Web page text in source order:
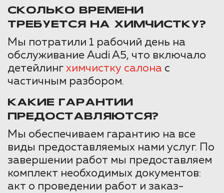
СКОЛЬКО ВРЕМЕНИ
ТРЕБУЕТСЯ НА ХИМЧИСТКУ?
Мы потратили 1 рабочий день на
обслуживание Audi A5, что включало
детейлинг химчистку салона с
частичным разбором.
КАКИЕ ГАРАНТИИ
ПРЕДОСТАВЛЯЮТСЯ?
Мы обеспечиваем гарантию на все
виды предоставляемых нами услуг. По
завершении работ мы предоставляем
комплект необходимых документов:
акт о проведении работ и заказ-